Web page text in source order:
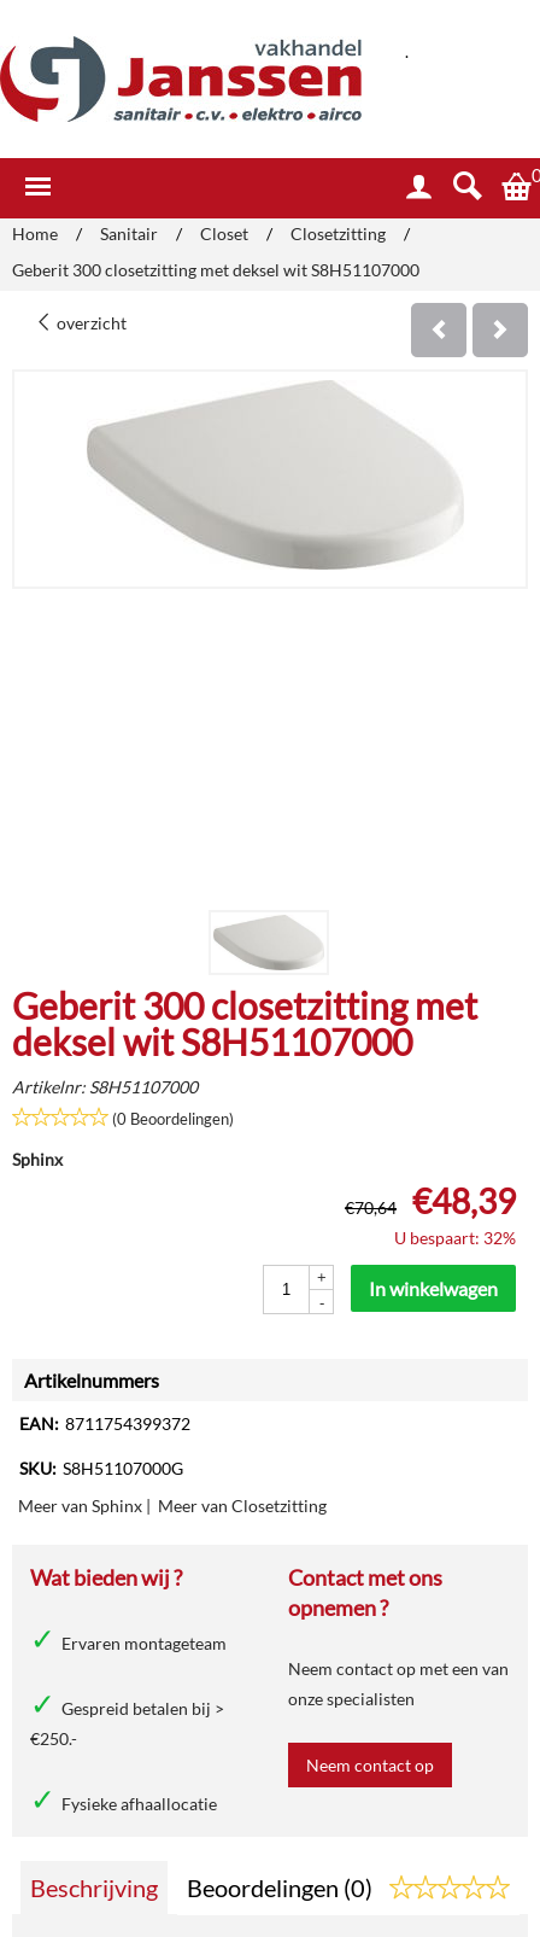
.
Home / Sanitair / Closet / Closetzitting
/
Geberit 300 closetzitting met deksel wit S8H51107000
overzicht
Geberit 300 closetzitting met
deksel wit S8H51107000
Artikelnr: S8H51107000
(0 Beoordelingen)
Sphinx
€70,64 €48,39
U bespaart: 32%
+
-
In winkelwagen
Artikelnummers
EAN: 8711754399372
SKU: S8H51107000G
Meer van Sphinx | Meer van Closetzitting
Wat bieden wij ?
Ervaren montageteam
Gespreid betalen bij >
€250.-
Fysieke afhaallocatie
Contact met ons
opnemen ?
Neem contact op met een van
onze specialisten
Neem contact op
Beschrijving Beoordelingen (0)